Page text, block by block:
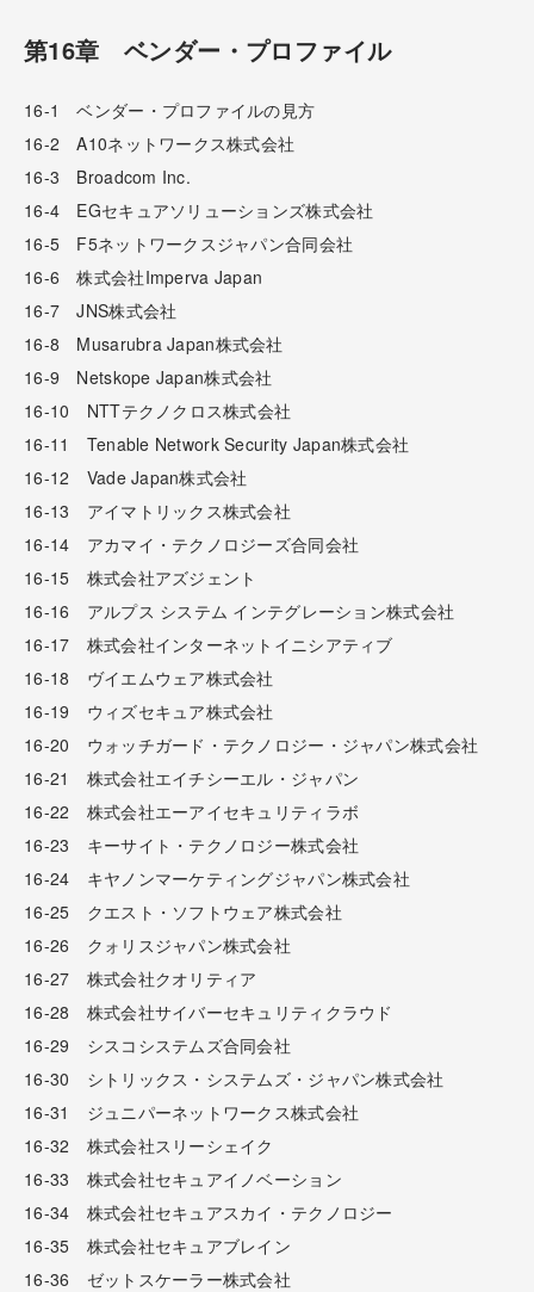
第16章 ベンダー・プロファイル
16-1 ベンダー・プロファイルの見方
16-2 A10ネットワークス株式会社
16-3 Broadcom Inc.
16-4 EGセキュアソリューションズ株式会社
16-5 F5ネットワークスジャパン合同会社
16-6 株式会社Imperva Japan
16-7 JNS株式会社
16-8 Musarubra Japan株式会社
16-9 Netskope Japan株式会社
16-10 NTTテクノクロス株式会社
16-11 Tenable Network Security Japan株式会社
16-12 Vade Japan株式会社
16-13 アイマトリックス株式会社
16-14 アカマイ・テクノロジーズ合同会社
16-15 株式会社アズジェント
16-16 アルプス システム インテグレーション株式会社
16-17 株式会社インターネットイニシアティブ
16-18 ヴイエムウェア株式会社
16-19 ウィズセキュア株式会社
16-20 ウォッチガード・テクノロジー・ジャパン株式会社
16-21 株式会社エイチシーエル・ジャパン
16-22 株式会社エーアイセキュリティラボ
16-23 キーサイト・テクノロジー株式会社
16-24 キヤノンマーケティングジャパン株式会社
16-25 クエスト・ソフトウェア株式会社
16-26 クォリスジャパン株式会社
16-27 株式会社クオリティア
16-28 株式会社サイバーセキュリティクラウド
16-29 シスコシステムズ合同会社
16-30 シトリックス・システムズ・ジャパン株式会社
16-31 ジュニパーネットワークス株式会社
16-32 株式会社スリーシェイク
16-33 株式会社セキュアイノベーション
16-34 株式会社セキュアスカイ・テクノロジー
16-35 株式会社セキュアブレイン
16-36 ゼットスケーラー株式会社